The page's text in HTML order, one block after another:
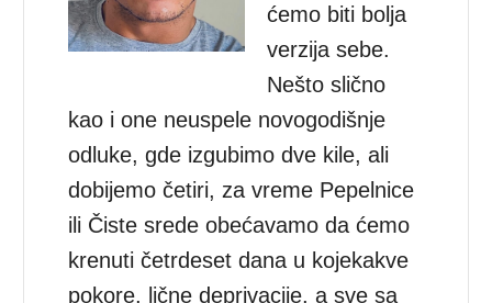
ćemo biti bolja
verzija sebe.
Nešto slično
kao i one neuspele novogodišnje
odluke, gde izgubimo dve kile, ali
dobijemo četiri, za vreme Pepelnice
ili Čiste srede obećavamo da ćemo
krenuti četrdeset dana u kojekakve
pokore, lične deprivacije, a sve sa